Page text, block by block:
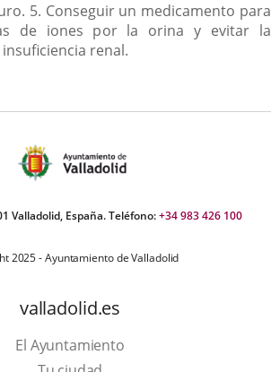
5. Conseguir un medicamento para
de iones por la orina y evitar la
renal.
Valladolid, España. Teléfono:+34 983 426 100
2025 - Ayuntamiento de Valladolid
valladolid.es
El Ayuntamiento